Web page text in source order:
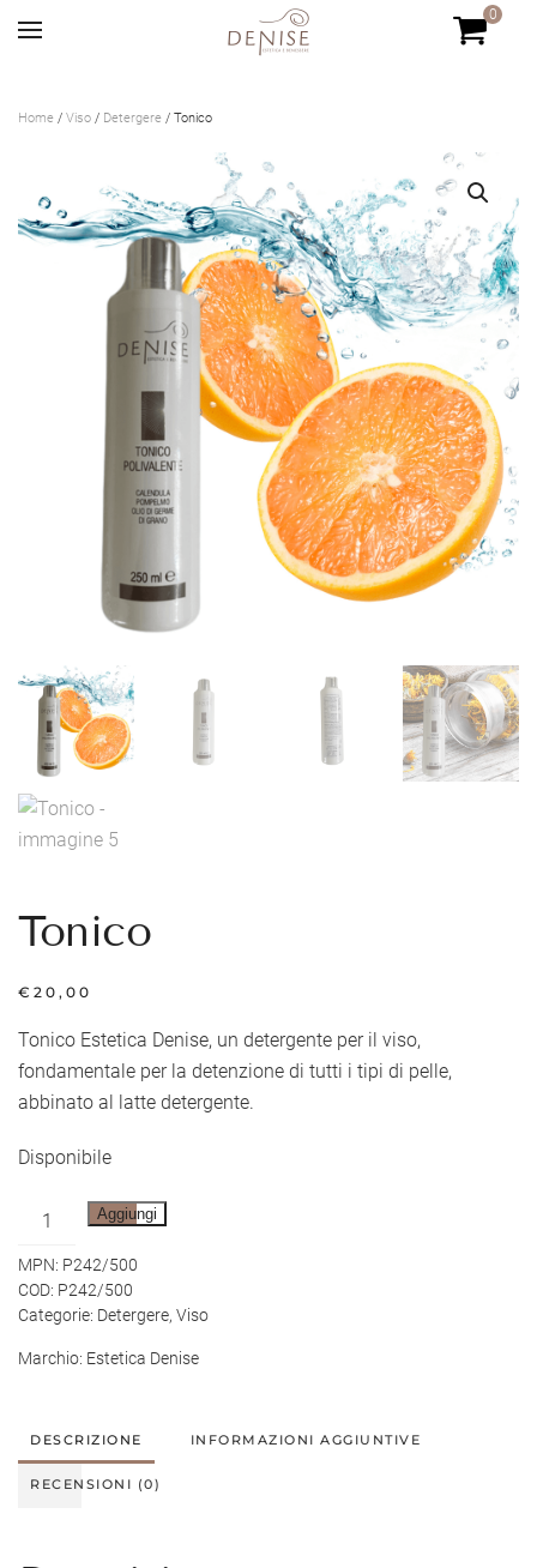
0
Home / Viso / Detergere / Tonico
Tonico
€ 20,00
Tonico Estetica Denise, un detergente per il viso,
fondamentale per la detenzione di tutti i tipi di pelle,
abbinato al latte detergente.
Disponibile
Tonico
Aggiungi
MPN: P242/500
COD: P242/500
Categorie: Detergere, Viso
Marchio: Estetica Denise
DESCRIZIONE INFORMAZIONI AGGIUNTIVE
RECENSIONI (0)